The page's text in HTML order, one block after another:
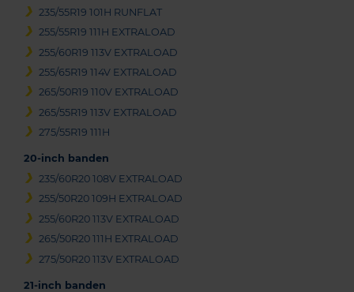
235/55R19 101H RUNFLAT
255/55R19 111H EXTRALOAD
255/60R19 113V EXTRALOAD
255/65R19 114V EXTRALOAD
265/50R19 110V EXTRALOAD
265/55R19 113V EXTRALOAD
275/55R19 111H
20-inch banden
235/60R20 108V EXTRALOAD
255/50R20 109H EXTRALOAD
255/60R20 113V EXTRALOAD
265/50R20 111H EXTRALOAD
275/50R20 113V EXTRALOAD
21-inch banden